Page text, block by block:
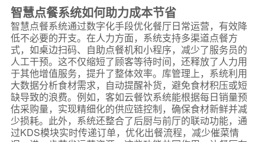
智慧点餐系统如何助力成本节省
智慧点餐系统通过数字化手段优化餐厅日常运营，有效降
低不必要的开支。在人力方面，系统支持多渠道点餐方
式，如桌边扫码、自助点餐机和小程序，减少了服务员的
人工干预。这不仅缩短了顾客等待时间，还释放了人力用
于其他增值服务，提升了整体效率。库管理上，系统利用
大数据分析食材需求，自动提醒补货，避免食材积压或短
缺导致的浪费。例如，客如云餐饮系统能根据每日销量预
估采购量，实现精细化的供应链控制，确保食材新鲜并减
少损耗。此外，系统还整合了后厨与前厅的联动功能，通
过KDS模块实时传递订单，优化出餐流程，减少催菜情